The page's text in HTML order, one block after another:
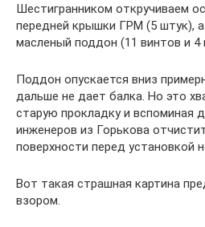
Шестигранником откручиваем
передней крышки ГРМ (5 штук),
масленый поддон (11 винтов и 4
Поддон опускается вниз
дальше не дает балка. Но это
старую прокладку и вспоминая
инженеров из Горькова
поверхности перед установкой
Вот такая страшная картина
взором.